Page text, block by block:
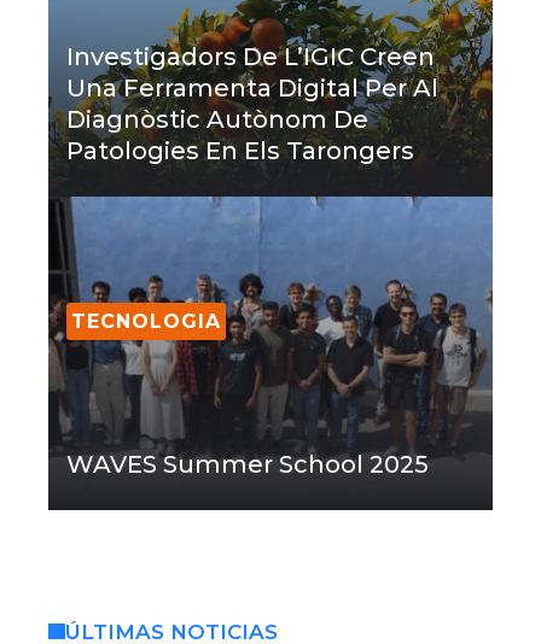
Investigadors De L’IGIC Creen
Una Ferramenta Digital Per Al
Diagnòstic Autònom De
Patologies En Els Tarongers
TECNOLOGIA
WAVES Summer School 2025
ÚLTIMAS NOTICIAS